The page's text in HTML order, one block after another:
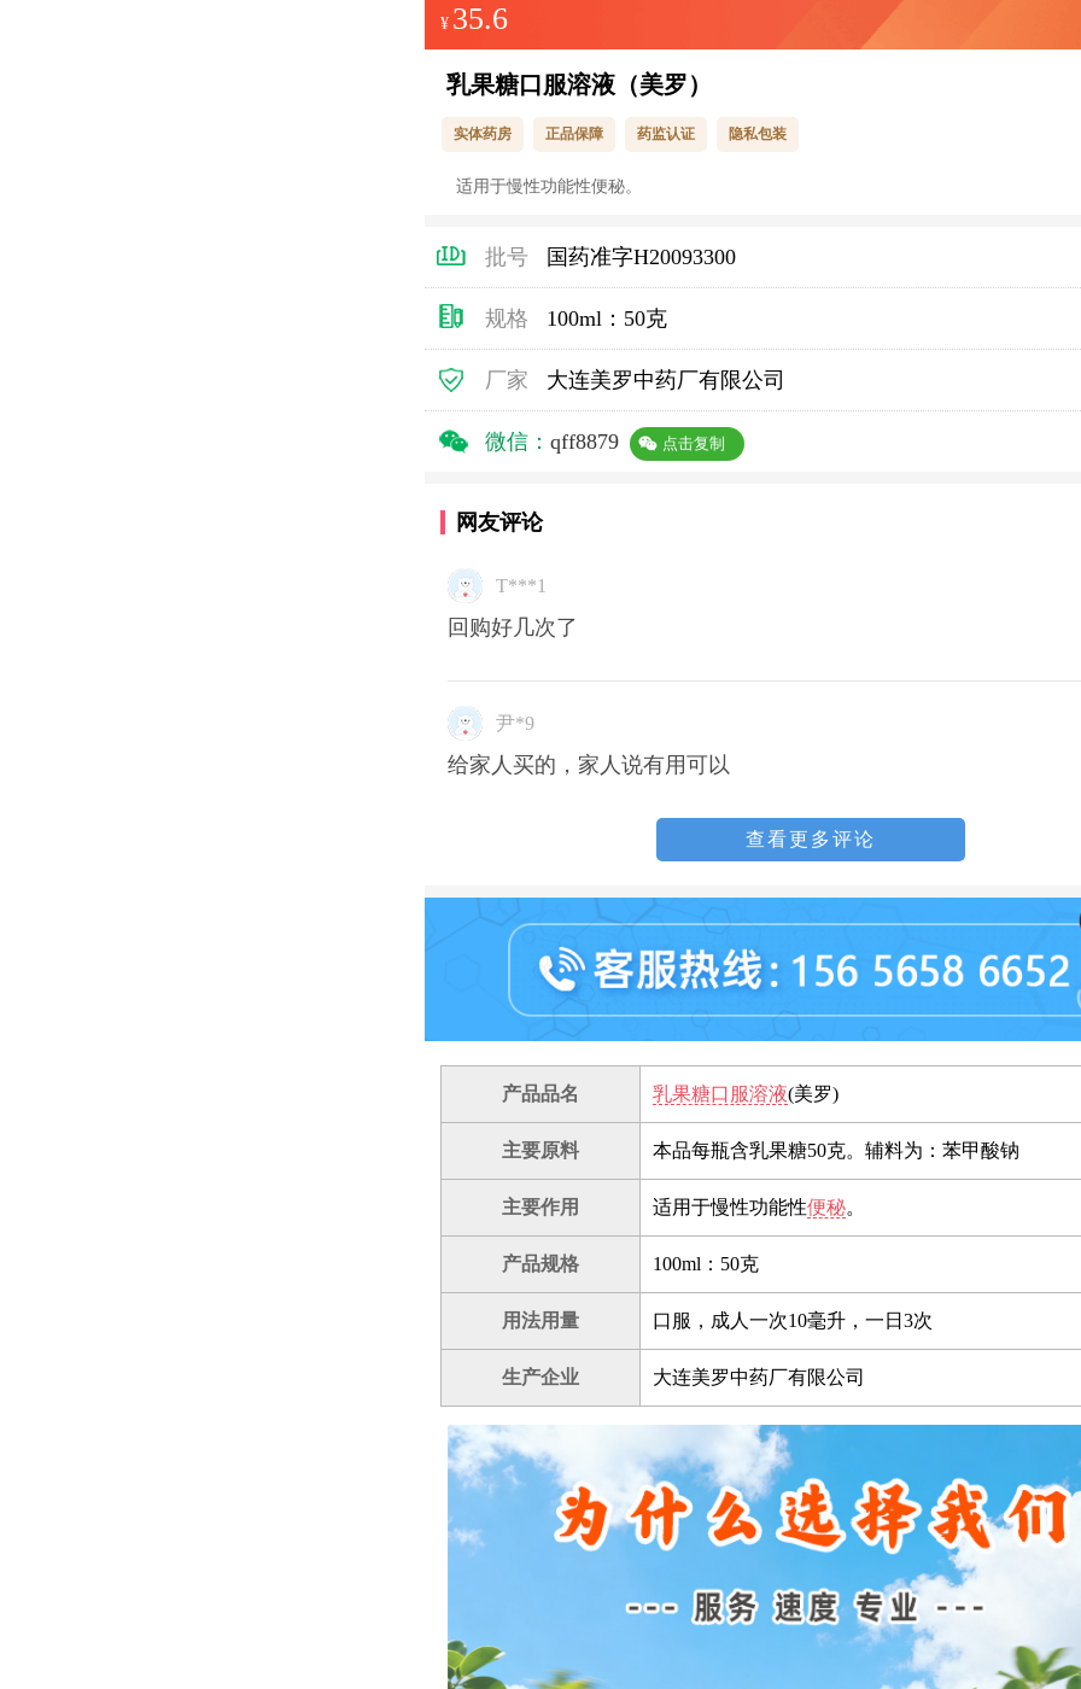
¥ 35.6
乳果糖口服溶液（美罗）
实体药房 正品保障 药监认证 隐私包装
适用于慢性功能性便秘。
批号 国药准字H20093300
规格 100ml：50克
厂家 大连美罗中药厂有限公司
微信： qff8879 点击复制
网友评论
T***1
回购好几次了
尹*9
给家人买的，家人说有用可以
查看更多评论
产品品名 乳果糖口服溶液(美罗)
主要原料 本品每瓶含乳果糖50克。辅料为：苯甲酸钠
主要作用 适用于慢性功能性便秘。
产品规格 100ml：50克
用法用量 口服，成人一次10毫升，一日3次
生产企业 大连美罗中药厂有限公司